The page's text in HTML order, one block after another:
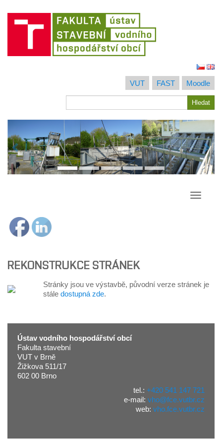
VUT FAST
Moodle
Hledat
REKONSTRUKCE STRÁNEK
Stránky jsou ve výstavbě, původní verze stránek je
stále dostupná zde.
Ústav vodního hospodářství obcí
Fakulta stavební
VUT v Brně
Žižkova 511/17
602 00 Brno
tel.: +420 541 147 721
e-mail: vho@fce.vutbr.cz
web: vho.fce.vutbr.cz